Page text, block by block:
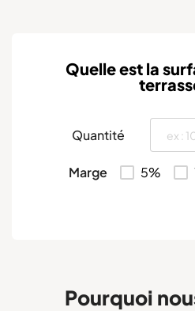
Quelle est la
Quantité
Marge 5%
Pourquoi